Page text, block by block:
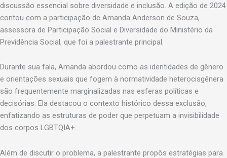
discussão essencial sobre diversidade e inclusão. A edição de 2024
contou com a participação de Amanda Anderson de Souza,
assessora de Participação Social e Diversidade do Ministério da
Previdência Social, que foi a palestrante principal.
Durante sua fala, Amanda abordou como as identidades de gênero
e orientações sexuais que fogem à normatividade heterocisgênera
são frequentemente marginalizadas nas esferas políticas e
decisórias. Ela destacou o contexto histórico dessa exclusão,
enfatizando as estruturas de poder que perpetuam a invisibilidade
dos corpos LGBTQIA+.
Além de discutir o problema, a palestrante propôs estratégias para